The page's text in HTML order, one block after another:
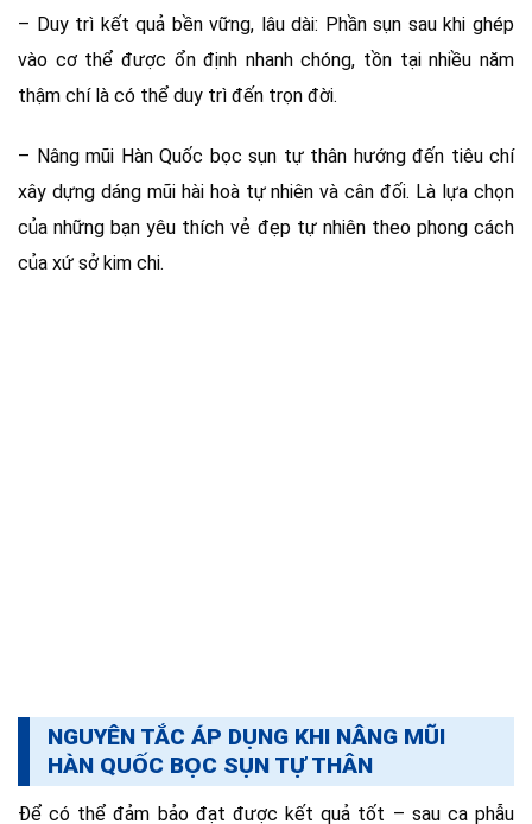
– Duy trì kết quả bền vững, lâu dài: Phần sụn sau khi ghép
vào cơ thể được ổn định nhanh chóng, tồn tại nhiều năm
thậm chí là có thể duy trì đến trọn đời.
– Nâng mũi Hàn Quốc bọc sụn tự thân hướng đến tiêu chí
xây dựng dáng mũi hài hoà tự nhiên và cân đối. Là lựa chọn
của những bạn yêu thích vẻ đẹp tự nhiên theo phong cách
của xứ sở kim chi.
NGUYÊN TẮC ÁP DỤNG KHI NÂNG MŨI
HÀN QUỐC BỌC SỤN TỰ THÂN
Để có thể đảm bảo đạt được kết quả tốt – sau ca phẫu